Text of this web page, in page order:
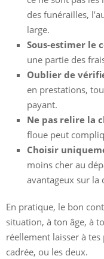
des funérailles,
large.
Sous-estimer le
une partie des
Oublier de
en prestations,
payant.
Ne pas relire la
floue peut
Choisir
moins cher au
avantageux sur la
En pratique, le bon
situation, à ton âge, à
réellement laisser à
cadrée, ou les deux.